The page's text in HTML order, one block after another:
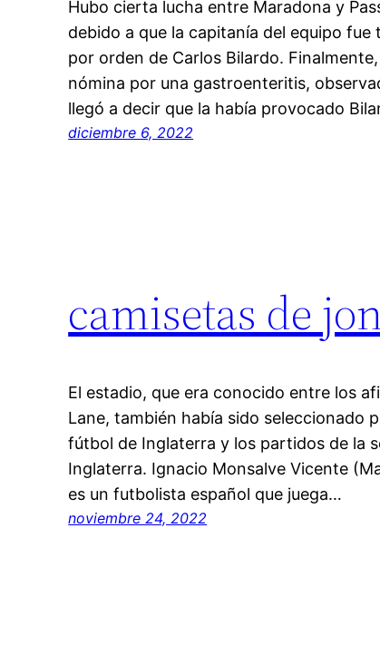
Hubo cierta lucha entre Maradona y
debido a que la capitanía del equipo fue
por orden de Carlos Bilardo.
nómina por una gastroenteritis,
llegó a decir que la había provocado
diciembre 6, 2022
camisetas de
El estadio, que era conocido entre los
Lane, también había sido seleccionado
fútbol de Inglaterra y los partidos de la
Inglaterra. Ignacio Monsalve Vicente
es un futbolista español que juega…
noviembre 24, 2022